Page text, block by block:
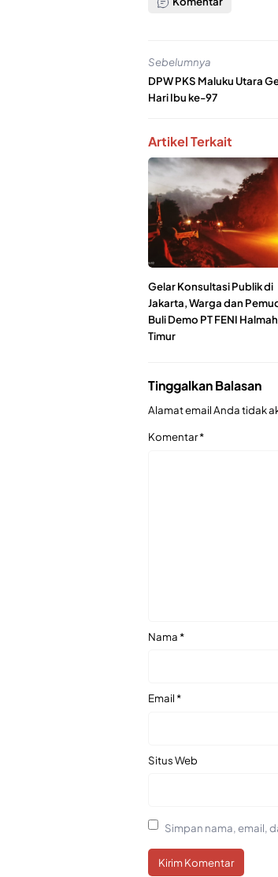
Sebelumnya
DPW PKS Maluku Utara
Hari Ibu ke-97
Artikel Terkait
Gelar Konsultasi Publik di
Jakarta, Warga dan
Buli Demo PT FENI
Timur
Tinggalkan Balasan
Alamat email Anda tidak
Komentar*
Nama*
Email*
Situs Web
Simpan nama, email,